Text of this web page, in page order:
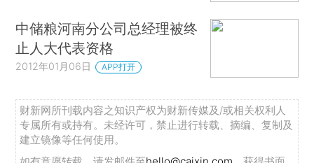
中储粮河南分公司总经理被终
止人大代表资格
2012年01月06日 APP打开
财新网所刊载内容之知识产权为财新传媒及/或相关权利人
专属所有或持有。未经许可，禁止进行转载、摘编、复制及
建立镜像等任何使用。